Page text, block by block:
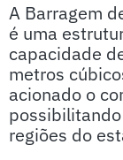
A Barragem
é uma
capacidade
metros
acionado o
regiões do